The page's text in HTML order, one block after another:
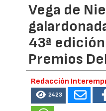
Vega de
43ª
Premios
Redacción
2423